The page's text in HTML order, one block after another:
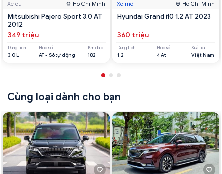
Xe cũ Hồ Chí Minh
Mitsubishi Pajero Sport 3.0 AT
2012
349 triệu
Dung tích
3.0 L
Hộp số
AT - Số tự động
Km đã đi
182
Xe mới Hồ Chí Minh
Hyundai Grand i10 1.2 AT 2023
360 triệu
Dung tích
1.2
Hộp số
4 At
Xuất xứ
Việt Nam
Cùng loại dành cho bạn